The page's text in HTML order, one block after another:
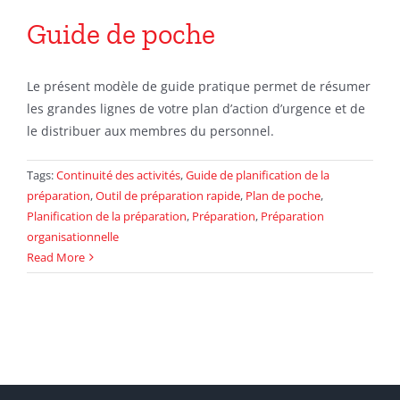
Search
Guide de poche
Le présent modèle de guide pratique permet de résumer
les grandes lignes de votre plan d’action d’urgence et de
le distribuer aux membres du personnel.
Tags:Continuité des activités,Guide de planification de la
préparation,Outil de préparation rapide, Plan de poche,
Planification de la préparation, Préparation, Préparation
organisationnelle
Read More